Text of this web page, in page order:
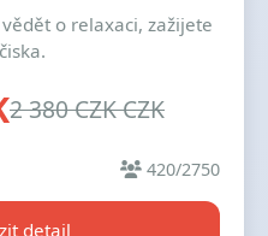
o relaxaci, zažijete
2 380 CZK CZK
420/2750
detail